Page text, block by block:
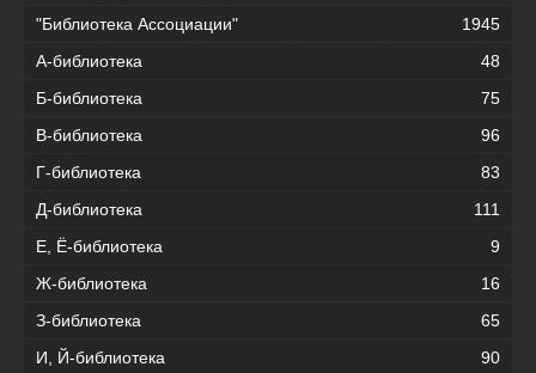
"Библиотека Ассоциации"
1945
А-библиотека
48
Б-библиотека
75
В-библиотека
96
Г-библиотека
83
Д-библиотека
111
Е, Ё-библиотека
9
Ж-библиотека
16
З-библиотека
65
И, Й-библиотека
90